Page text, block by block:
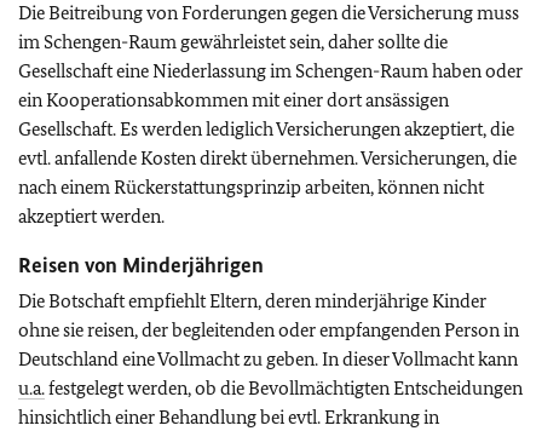
Die Beitreibung von Forderungen gegen die Versicherung muss
im Schengen-Raum gewährleistet sein, daher sollte die
Gesellschaft eine Niederlassung im Schengen-Raum haben oder
ein Kooperationsabkommen mit einer dort ansässigen
Gesellschaft. Es werden lediglich Versicherungen akzeptiert, die
evtl. anfallende Kosten direkt übernehmen. Versicherungen, die
nach einem Rückerstattungsprinzip arbeiten, können nicht
akzeptiert werden.
Reisen von Minderjährigen
Die Botschaft empfiehlt Eltern, deren minderjährige Kinder
ohne sie reisen, der begleitenden oder empfangenden Person in
Deutschland eine Vollmacht zu geben. In dieser Vollmacht kann
u.a.festgelegt werden, ob die Bevollmächtigten Entscheidungen
hinsichtlich einer Behandlung bei evtl. Erkrankung in